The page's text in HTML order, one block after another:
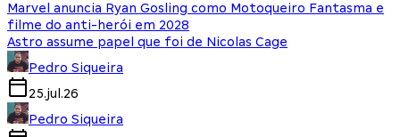
Marvel anuncia Ryan Gosling como Motoqueiro Fantasma e
filme do anti-herói em 2028
Astro assume papel que foi de Nicolas Cage
Pedro Siqueira
25.jul.26
Pedro Siqueira